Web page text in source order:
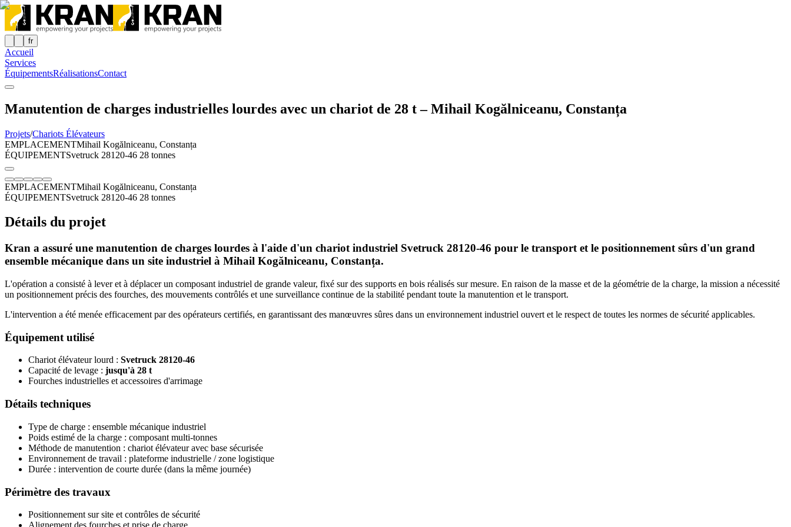
fr
Accueil
Services
ÉquipementsRéalisationsContact
Manutention de charges industrielles lourdes avec un chariot de 28 t – Mihail Kogălniceanu, Constanța
Projets/Chariots Élévateurs
EMPLACEMENTMihail Kogălniceanu, Constanța
ÉQUIPEMENTSvetruck 28120-46 28 tonnes
EMPLACEMENTMihail Kogălniceanu, Constanța
ÉQUIPEMENTSvetruck 28120-46 28 tonnes
Détails du projet
Kran a assuré une manutention de charges lourdes à l'aide d'un chariot industriel Svetruck 28120-46 pour le transport et le positionnement sûrs d'un grand
ensemble mécanique dans un site industriel à Mihail Kogălniceanu, Constanța.
L'opération a consisté à lever et à déplacer un composant industriel de grande valeur, fixé sur des supports en bois réalisés sur mesure. En raison de la masse et de la géométrie de la charge, la mission a nécessité
un positionnement précis des fourches, des mouvements contrôlés et une surveillance continue de la stabilité pendant toute la manutention et le transport.
L'intervention a été menée efficacement par des opérateurs certifiés, en garantissant des manœuvres sûres dans un environnement industriel ouvert et le respect de toutes les normes de sécurité applicables.
Équipement utilisé
Chariot élévateur lourd : Svetruck 28120-46
Capacité de levage : jusqu'à 28 t
Fourches industrielles et accessoires d'arrimage
Détails techniques
Type de charge : ensemble mécanique industriel
Poids estimé de la charge : composant multi-tonnes
Méthode de manutention : chariot élévateur avec base sécurisée
Environnement de travail : plateforme industrielle / zone logistique
Durée : intervention de courte durée (dans la même journée)
Périmètre des travaux
Positionnement sur site et contrôles de sécurité